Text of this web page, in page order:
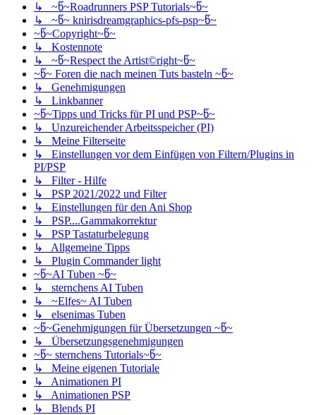
↳ ~წ~Roadrunners PSP Tutorials~წ~
↳ ~წ~ knirisdreamgraphics-pfs-psp~წ~
~წ~Copyright~წ~
↳ Kostennote
↳ ~წ~Respect the Artist©right~წ~
~წ~ Foren die nach meinen Tuts basteln ~წ~
↳ Genehmigungen
↳ Linkbanner
~წ~Tipps und Tricks für PI und PSP~წ~
↳ Unzureichender Arbeitsspeicher (PI)
↳ Meine Filterseite
↳ Einstellungen vor dem Einfügen von Filtern/Plugins in
PI/PSP
↳ Filter - Hilfe
↳ PSP 2021/2022 und Filter
↳ Einstellungen für den Ani Shop
↳ PSP....Gammakorrektur
↳ PSP Tastaturbelegung
↳ Allgemeine Tipps
↳ Plugin Commander light
~წ~AI Tuben ~წ~
↳ sternchens AI Tuben
↳ ~Elfes~ AI Tuben
↳ elsenimas Tuben
~წ~Genehmigungen für Übersetzungen ~წ~
↳ Übersetzungsgenehmigungen
~წ~ sternchens Tutorials~წ~
↳ Meine eigenen Tutoriale
↳ Animationen PI
↳ Animationen PSP
↳ Blends PI